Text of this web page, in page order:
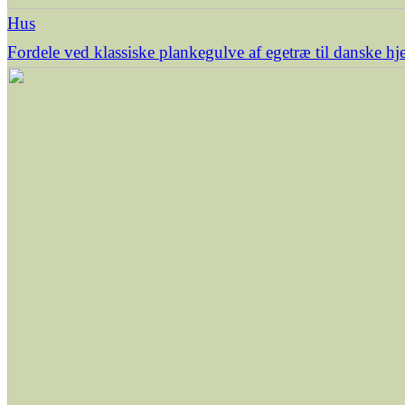
Hus
Fordele ved klassiske plankegulve af egetræ til danske